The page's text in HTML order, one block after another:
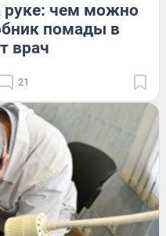
руке: чем можно
помады в
врач
21